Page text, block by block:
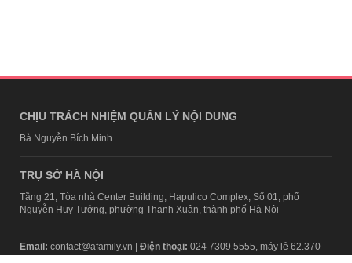
CHỊU TRÁCH NHIỆM QUẢN LÝ NỘI DUNG
Bà Nguyễn Bích Minh
TRỤ SỞ HÀ NỘI
Tầng 21, Tòa nhà Center Building, Hapulico Complex, Số 01, phố
Nguyễn Huy Tưởng, phường Thanh Xuân, thành phố Hà Nội
Email: contact@afamily.vn | Điện thoại: 024 7309 5555, máy lẻ 62.370